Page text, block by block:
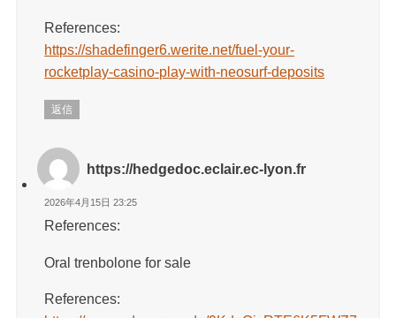
References:
https://shadefinger6.werite.net/fuel-your-
rocketplay-casino-play-with-neosurf-deposits
返信
https://hedgedoc.eclair.ec-lyon.fr
2026年4月15日 23:25
References:
Oral trenbolone for sale
References: